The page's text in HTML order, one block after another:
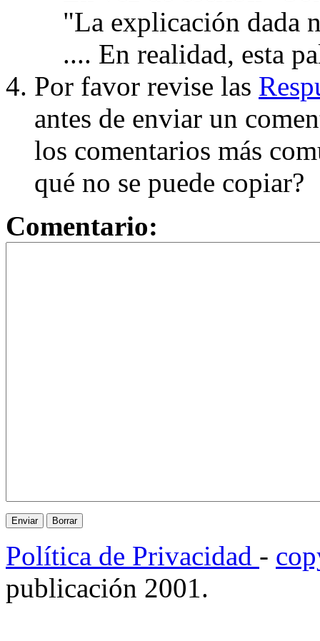
"La explicación dada
.... En realidad, esta
Por favor revise las
antes de enviar un
los comentarios más
qué no se puede copiar?
Comentario:
Política de Privacidad -
publicación 2001.